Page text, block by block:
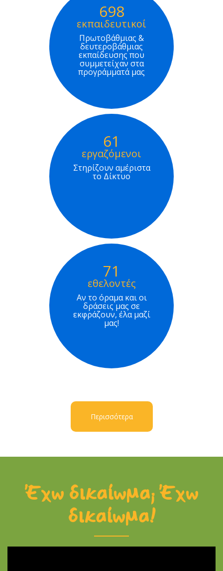
698
εκπαιδευτικοί
Πρωτοβάθμιας &
δευτεροβάθμιας
εκπαίδευσης που
συμμετείχαν στα
προγράμματά μας
61
εργαζόμενοι
Στηρίζουν αμέριστα
το Δίκτυο
71
εθελοντές
Αν το όραμα και οι
δράσεις μας σε
εκφράζουν, έλα μαζί
μας!
Περισσότερα
Έχω δικαίωμα; Έχω
δικαίωμα!